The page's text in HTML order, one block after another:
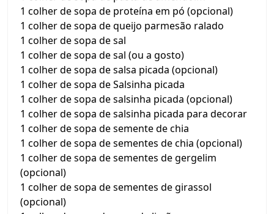
1 colher de sopa de proteína em pó (opcional)
1 colher de sopa de queijo parmesão ralado
1 colher de sopa de sal
1 colher de sopa de sal (ou a gosto)
1 colher de sopa de salsa picada (opcional)
1 colher de sopa de Salsinha picada
1 colher de sopa de salsinha picada (opcional)
1 colher de sopa de salsinha picada para decorar
1 colher de sopa de semente de chia
1 colher de sopa de sementes de chia (opcional)
1 colher de sopa de sementes de gergelim
(opcional)
1 colher de sopa de sementes de girassol
(opcional)